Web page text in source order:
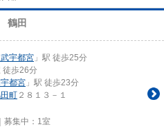
鶴田
宇都宮 」駅 徒歩25分
徒歩26分
都宮 」駅 徒歩23分
町 ２８１３－１
集中： 1室